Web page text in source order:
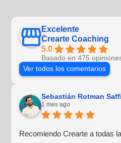
Excelente
Crearte Coaching
5.0
Basado en 475
Ver todos los comentarios
Sebastián Rotman
1 mes ago
Recomiendo Crearte a todas